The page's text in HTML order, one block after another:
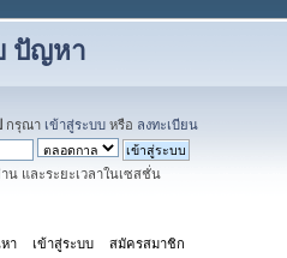
ปัญหา
กรุณา เข้าสู่ระบบ หรือ ลงทะเบียน
น และระยะเวลาในเซสชั่น
า เข้าสู่ระบบ สมัครสมาชิก